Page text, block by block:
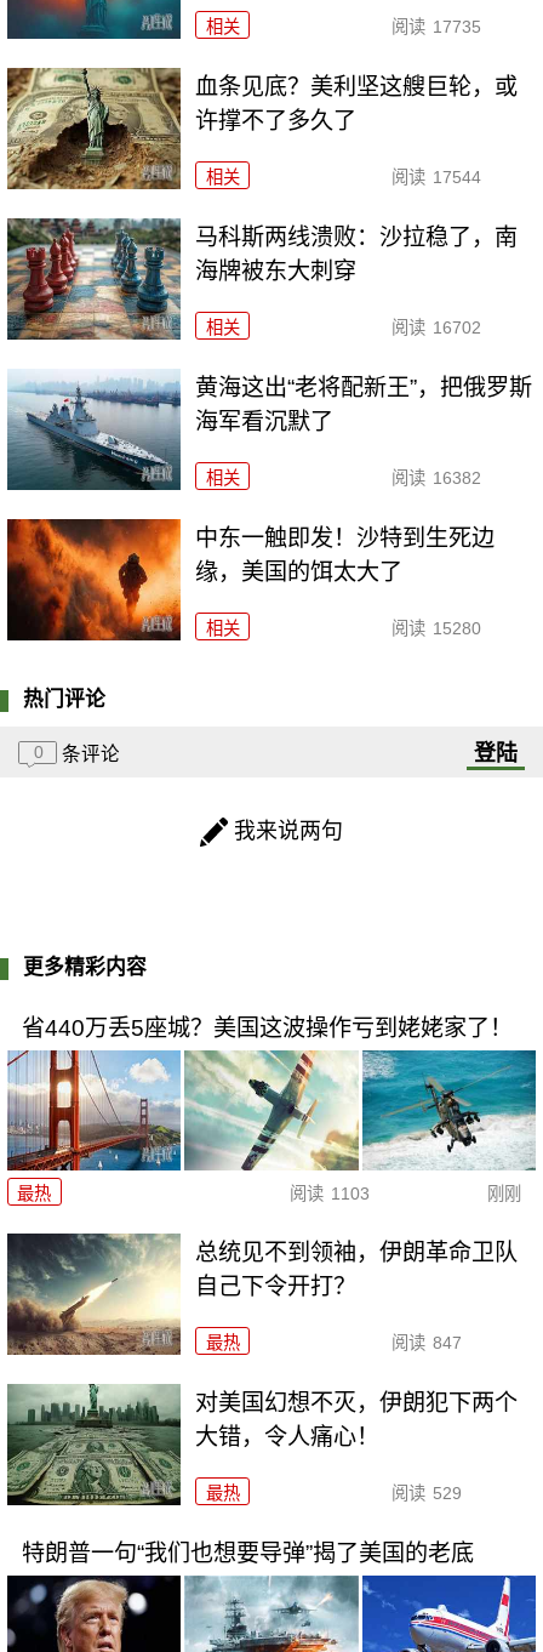
相关 阅读 17735
血条见底？美利坚这艘巨轮，或
许撑不了多久了
相关 阅读 17544
马科斯两线溃败：沙拉稳了，南
海牌被东大刺穿
相关 阅读 16702
黄海这出“老将配新王”，把俄罗斯
海军看沉默了
相关 阅读 16382
中东一触即发！沙特到生死边
缘，美国的饵太大了
相关 阅读 15280
热门评论
0 条评论 登陆
我来说两句
更多精彩内容
省440万丢5座城？美国这波操作亏到姥姥家了！
最热 阅读 1103 刚刚
总统见不到领袖，伊朗革命卫队
自己下令开打？
最热 阅读 847
对美国幻想不灭，伊朗犯下两个
大错，令人痛心！
最热 阅读 529
特朗普一句“我们也想要导弹”揭了美国的老底